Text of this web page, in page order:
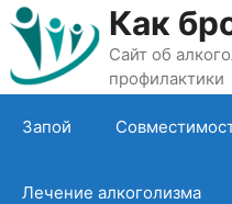
Перейти
содержимому
Как
Сайт об
профилактики
Запой
Лечение алкоголизма